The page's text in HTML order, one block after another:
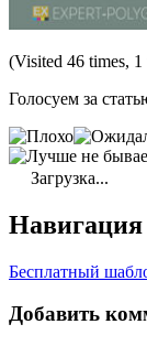
(Visited 46 times,
Голосуем за
Загрузка...
Навигация
Бесплатный
Добавить